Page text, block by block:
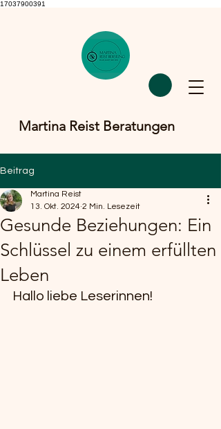
17037900391
Martina Reist Beratungen
Beitrag
Gesunde Beziehungen: Ein
Schlüssel zu einem erfüllten
Leben
Martina Reist
13. Okt. 2024 2 Min. Lesezeit
Hallo liebe Leserinnen!